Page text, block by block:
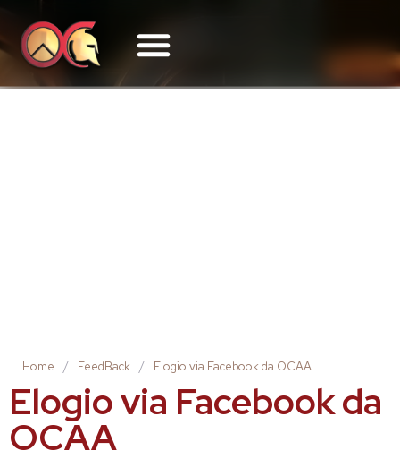
Home / FeedBack / Elogio via Facebook da OCAA
Elogio via Facebook da
OCAA